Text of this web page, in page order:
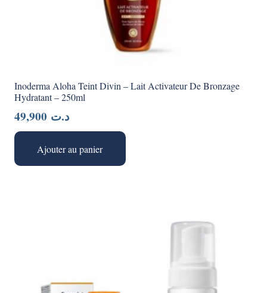
Inoderma Aloha Teint Divin – Lait Activateur De Bronzage
Hydratant – 250ml
د.ت
Ajouter au panier